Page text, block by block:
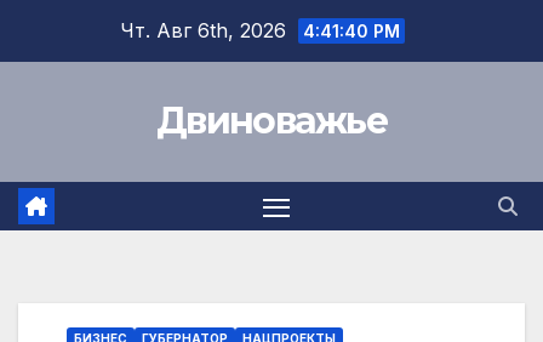
Чт. Авг 6th, 2026 4:41:41 PM
Двиноважье
БИЗНЕС ГУБЕРНАТОР НАЦПРОЕКТЫ